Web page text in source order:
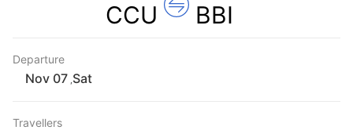
BBI
CCU
Departure
Sat
Travellers